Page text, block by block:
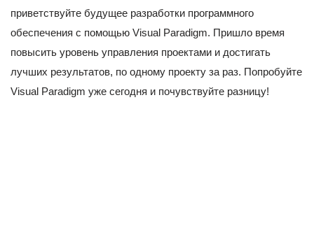
приветствуйте будущее разработки программного
обеспечения с помощью Visual Paradigm. Пришло время
повысить уровень управления проектами и достигать
лучших результатов, по одному проекту за раз. Попробуйте
Visual Paradigm уже сегодня и почувствуйте разницу!